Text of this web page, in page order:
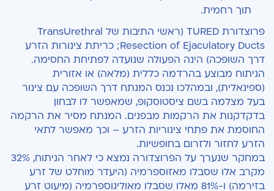
תוך רחמית.
פרוצדורת TURED (ראשי התיבות של TransUrethral
Resection of Ejaculatory Ducts; כריתת צינורות הזרע
דרך השופכה) הינה הפעולה שנועדה לפתיחת החסימה.
הניתוח מבוצע בהרדמה כללית (מלאה) או אזורית
(ספינאלית), ובמהלכו נכנס המנתח דרך השופכה עם צינור
בעל מצלמה בשם ציסטוסקופ, שמאפשר לו לבחון
בדקדקנות את הרקמות מבפנים. המנתח מסיר את הרקמה
החוסמת את פתחי צינוריות הזרע – וכך מאפשר לתאי
הזרע לחזור ולזרום בחופשיות.
במחקר שנערך על הפרוצדורה נמצא כי לאחר הניתוח, 32%
מקרב אלו שסבלו מאזוספרמיה (היעדר מוחלט של זרע
בזירמה) ו-81% מאלו שסבלו מאוליגוספרמיה (מיעוט זרע